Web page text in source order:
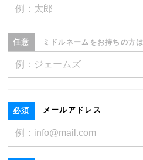
ミドルネームをお持ちの方
メールアドレス